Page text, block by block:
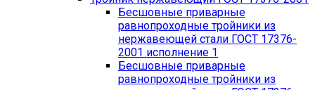
Бесшовные приварные
равнопроходные тройники из
нержавеющей стали ГОСТ 17376-
2001 исполнение 1
Бесшовные приварные
равнопроходные тройники из